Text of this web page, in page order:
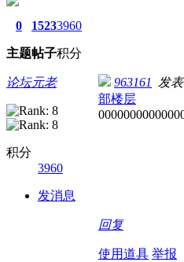
0
主题
1523
帖子
3960
积分
论坛元老
积分
3960
发消息
963161 发
部楼层
回复
使用道具 举报